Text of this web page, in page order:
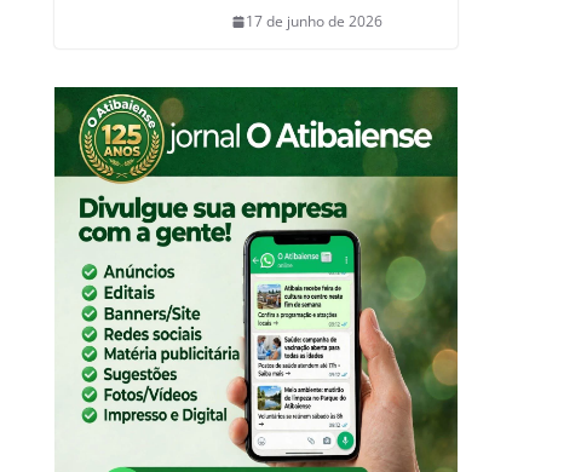
17 de junho de 2026